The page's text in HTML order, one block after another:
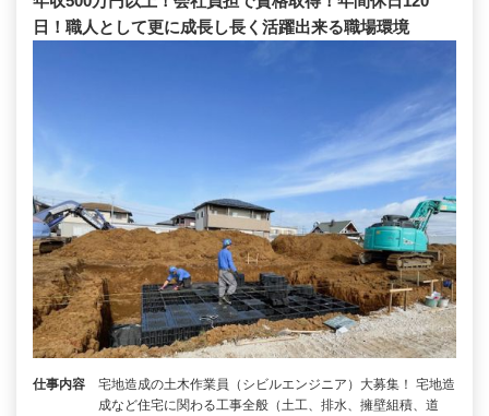
日！職人として更に成長し長く活躍出来る職場環境
仕事内容
宅地造成の土木作業員（シビルエンジニア）大募集！ 宅地造
成など住宅に関わる工事全般（土工、排水、擁壁組積、道